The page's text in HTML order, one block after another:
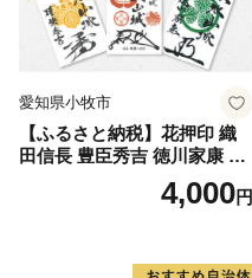
愛知県小牧市
【ふるさと納税】花押印 織
田信長 豊臣秀吉 徳川家康 3
枚 セット 戦国 武将 小牧山城
墨絵 龍画師 書道アーティス
牧市 お取り寄せ 送料無料
4,000円